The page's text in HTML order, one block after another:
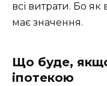
всі витрати. Бо як
має значення.
Що буде,
іпотекою